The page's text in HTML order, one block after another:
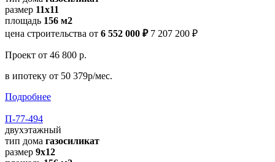
размер 11х11
площадь 156 м2
цена строительства от 6 552 000 ₽ 7 207 200 ₽
Проект от 46 800 р.
в ипотеку от 50 379р/мес.
Подробнее
П-77-494
двухэтажный
тип дома газосиликат
размер 9х12